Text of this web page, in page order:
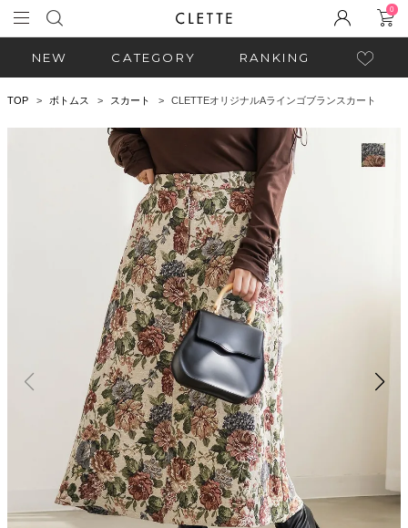
0
NEW CATEGORY RANKING
TOP ボトムス スカート CLETTEオリジナルAラインゴブランスカート